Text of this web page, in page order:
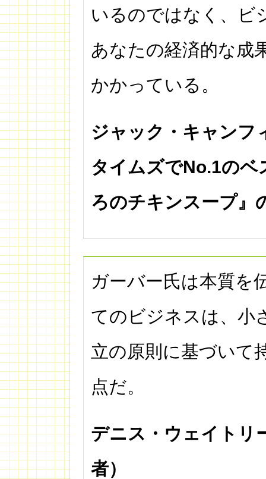
いるのではなく、ビ
あなたの経済的な成
かかっている。
ジャック・キャンフ
タイムズでNo.1の
ろのチキンスープ』
ガーバー氏は本質を
てのビジネスは、小
立の原則に基づいて
点だ。
デニス・ウェイトリ
者）